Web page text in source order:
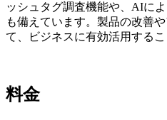
ッシュタグ調査機能や、AIに
も備えています。製品の改善
て、ビジネスに有効活用するこ
料金